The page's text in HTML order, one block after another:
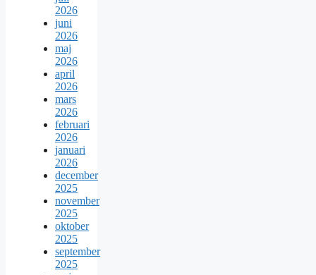
2026
juni
2026
maj
2026
april
2026
mars
2026
februari
2026
januari
2026
december
2025
november
2025
oktober
2025
september
2025